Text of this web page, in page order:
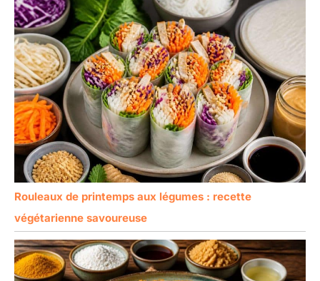
Rouleaux de printemps aux légumes : recette
végétarienne savoureuse